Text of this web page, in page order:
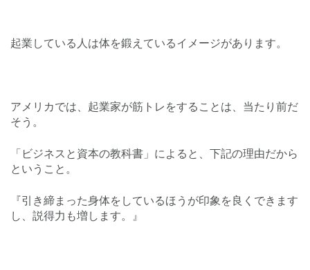
起業している人は体を鍛えているイメージがあります。
アメリカでは、起業家が筋トレをすることは、当たり前だ
そう。
「ビジネスと資本の教科書」によると、下記の理由だから
ということ。
『引き締まった身体をしているほうが印象を良くできます
し、説得力も増します。』